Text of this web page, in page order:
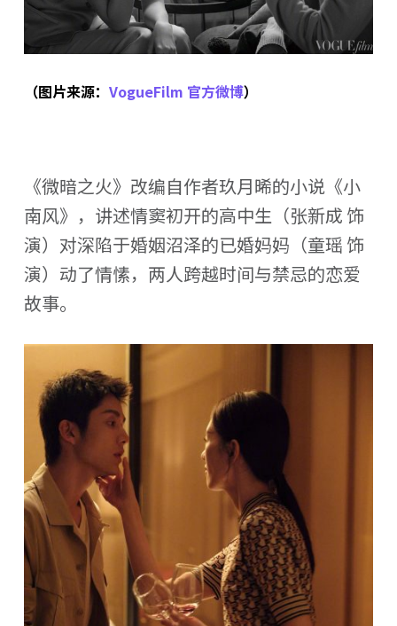
（图片来源： VogueFilm 官方微博）
《微暗之火》改编自作者玖月晞的小说《小
南风》，讲述情窦初开的高中生（张新成 饰
演）对深陷于婚姻沼泽的已婚妈妈（童瑶 饰
演）动了情愫，两人跨越时间与禁忌的恋爱
故事。